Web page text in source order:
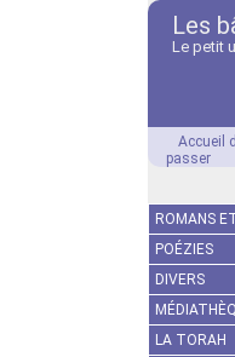
Les
Le petit
Accueil
passer
ROMANS
POÉZIES
DIVERS
LA TORAH